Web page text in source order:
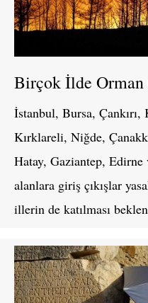
Birçok İlde Orman
İstanbul, Bursa, Çankırı,
Kırklareli, Niğde,
Hatay, Gaziantep, Edirne
alanlara giriş çıkışlar
illerin de katılması